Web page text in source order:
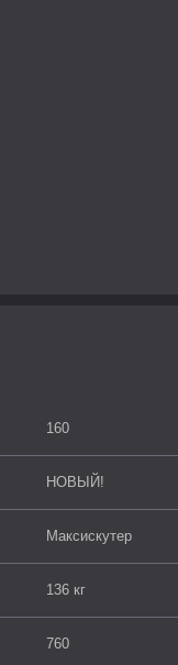
160
НОВЫЙ!
Максискутер
136 кг
760